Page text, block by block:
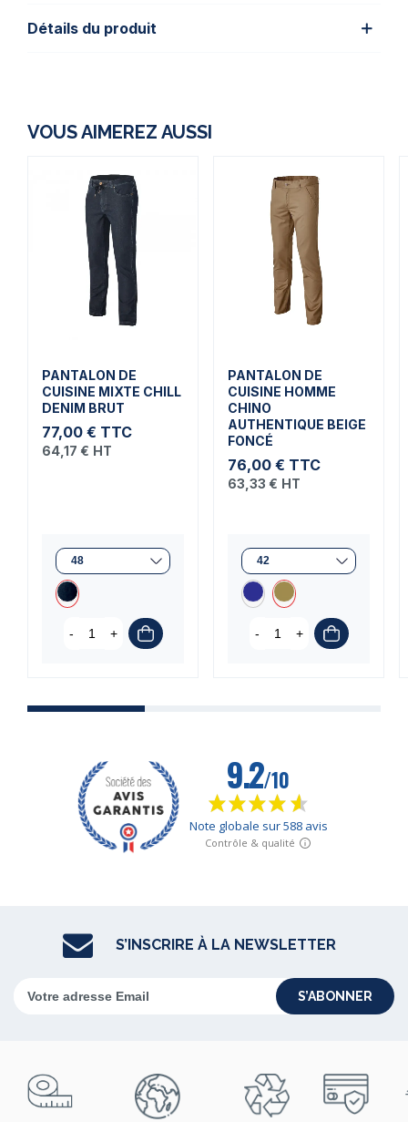
Détails du produit
VOUS AIMEREZ AUSSI
PANTALON DE
CUISINE MIXTE CHILL
DENIM BRUT
77,00 € TTC
64,17 € HT
- +
PANTALON DE
CUISINE HOMME
CHINO
AUTHENTIQUE BEIGE
FONCÉ
76,00 € TTC
63,33 € HT
- +
S’INSCRIRE À LA NEWSLETTER
S’ABONNER